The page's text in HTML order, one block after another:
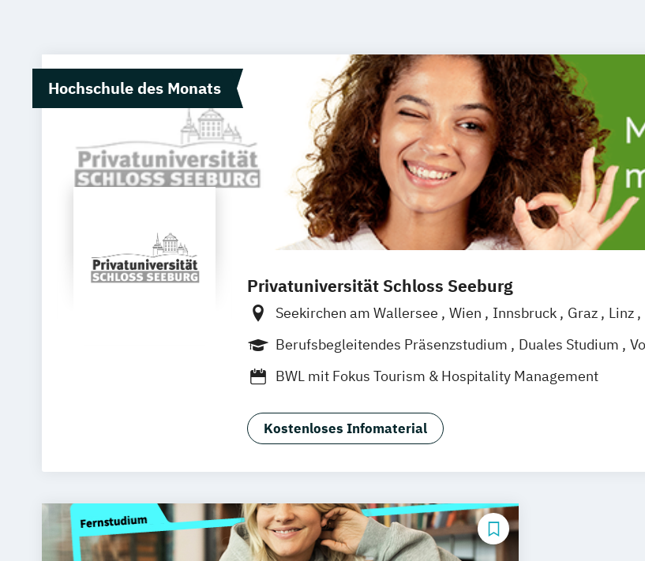
Hochschule des Monats
Privatuniversität Schloss Seeburg
Seekirchen am Wallersee Wien Innsbruck Graz Linz
Berufsbegleitendes Präsenzstudium
Duales Studium
BWL mit Fokus Tourism & Hospitality Management
Kostenloses Infomaterial